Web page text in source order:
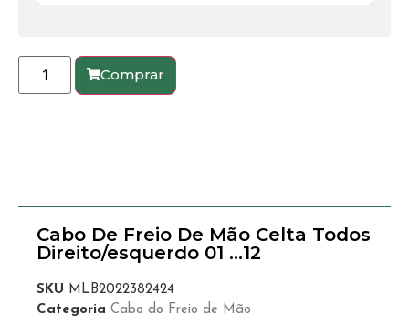
Comprar
Cabo De Freio De Mão Celta Todos
Direito/esquerdo 01 …12
SKU MLB2022382424
Categoria Cabo do Freio de Mão